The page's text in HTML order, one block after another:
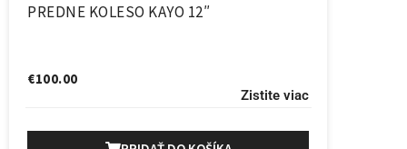
PREDNE KOLESO KAYO 12″
€100.00
Zistite viac